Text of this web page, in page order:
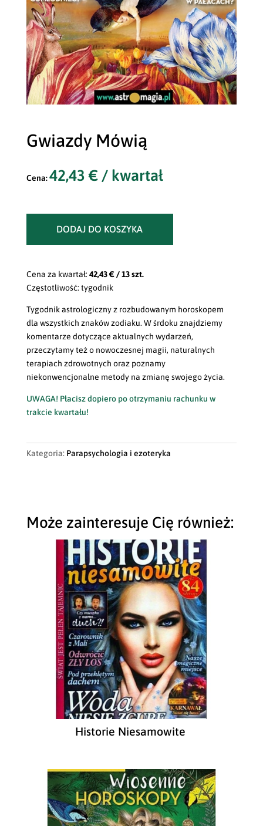
Gwiazdy Mówią
42,43€/ kwartał
DODAJ DO KOSZYKA
Cena za kwartał: 42,43 € / 13 szt.
Częstotliwość: tygodnik
Tygodnik astrologiczny z rozbudowanym horoskopem
dla wszystkich znaków zodiaku. W śrdoku znajdziemy
komentarze dotyczące aktualnych wydarzeń,
przeczytamy też o nowoczesnej magii, naturalnych
terapiach zdrowotnych oraz poznamy
niekonwencjonalne metody na zmianę swojego życia.
UWAGA! Płacisz dopiero po otrzymaniu rachunku w
trakcie kwartału!
Kategoria: Parapsychologia i ezoteryka
Może zainteresuje Cię również:
Historie Niesamowite